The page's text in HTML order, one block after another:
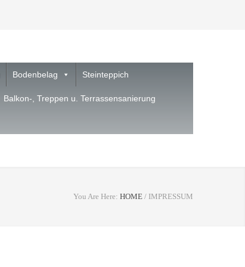
Bodenbelag Steinteppich
Balkon-, Treppen u. Terrassensanierung
You Are Here: HOME / IMPRESSUM